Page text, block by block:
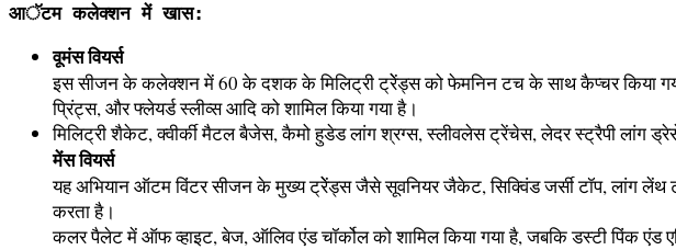
आॅटम कलेक्शन में खास:
वूमंस वियर्स
इस सीजन के कलेक्शन में 60 के दशक के मिलिट्री ट्रेेंड्स को फेमनिन टच के साथ कैप्चर किया गया
प्रिंट्स, और फ्लेयर्ड स्लीव्स आदि को शामिल किया गया है।
मिलिट्री शैकेट, क्वीर्की मैटल बैजेस, कैमो हुडेड लांग श्रग्स, स्लीवलेस ट्रेंचेस, लेदर स्ट्रैपी
मेंस वियर्स
यह अभियान ऑटम विंटर सीजन के मुख्य ट्रेेंड्स जैसे सूवनियर जैकेट, सिक्विंड जर्सी टॉप, लांग लेंथ
करता है।
कलर पैलेट में ऑफ व्हाइट, बेज, ऑलिव एंड चॉर्कोल को शामिल किया गया है, जबकि डस्टी पिंक